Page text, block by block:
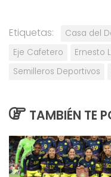
Etiquetas: Casa del
Eje Cafetero
Ernesto
Semilleros Deportivos
TAMBIÉN TE